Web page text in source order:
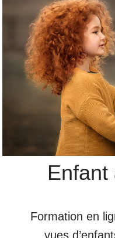
Enfant
Formation en
vues